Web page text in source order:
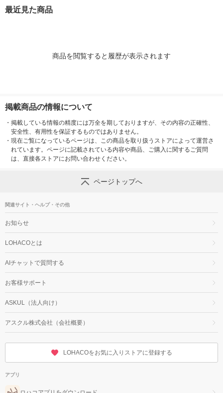
最近見た商品
商品を閲覧すると履歴が表示されます
掲載商品の情報について
・ 掲載している情報の精度には万全を期しておりますが、その内容の正確性、
安全性、有用性を保証するものではありません。
・ 現在ご覧になっているページは、この商品を取り扱うストアによって運営さ
れています。ページに記載されている内容や商品、ご購入に関するご質問
は、直接各ストアにお問い合わせください。
ページトップへ
関連サイト・ヘルプ・その他
お知らせ
LOHACOとは
AIチャットで質問する
お客様サポート
ASKUL（法人向け）
アスクル株式会社（会社概要）
LOHACOをお気に入りストアに登録する
アプリ